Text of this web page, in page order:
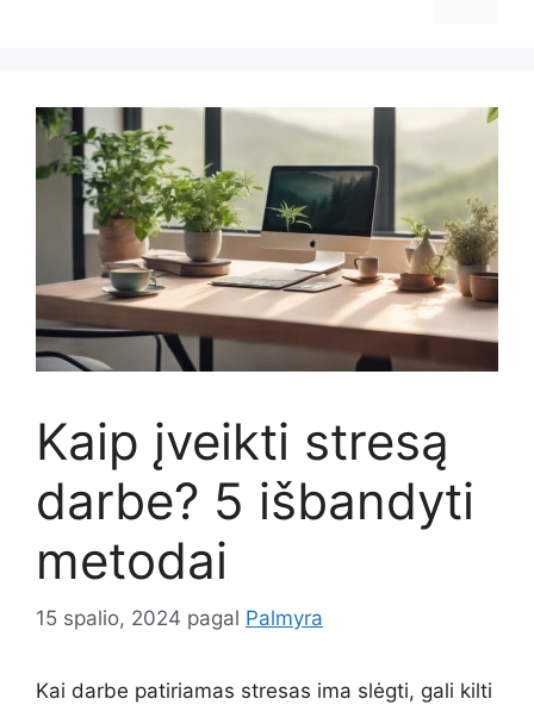
Kaip įveikti stresą
darbe? 5 išbandyti
metodai
15 spalio, 2024 pagal Palmyra
Kai darbe patiriamas stresas ima slėgti, gali kilti